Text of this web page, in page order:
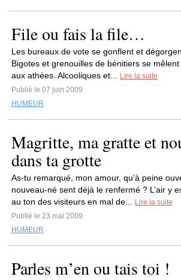
File ou fais la file…
Les bureaux de vote se gonflent et
Bigotes et grenouilles de bénitiers se
aux athées. Alcooliques et...
Lire la suite
Publié le 07 juin 2009
HUMEUR
Magritte, ma gratte et
dans ta grotte
As-tu remarqué, mon amour, qu’à peine
nouveau-né sent déjà le renfermé ? L’air y
au ton des visiteurs en mal de...
Lire la suite
Publié le 23 mai 2009
HUMEUR
Parles m’en ou tais toi !